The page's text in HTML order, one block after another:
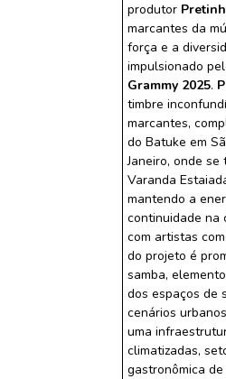
produtor
marcantes da
força e a
impulsionado
Grammy 2025.
timbre
marcantes,
do Batuke em
Janeiro, onde
Varanda
mantendo a
continuidade na
com artistas
do projeto é
samba,
dos espaços de
cenários
uma
climatizadas,
gastronômica